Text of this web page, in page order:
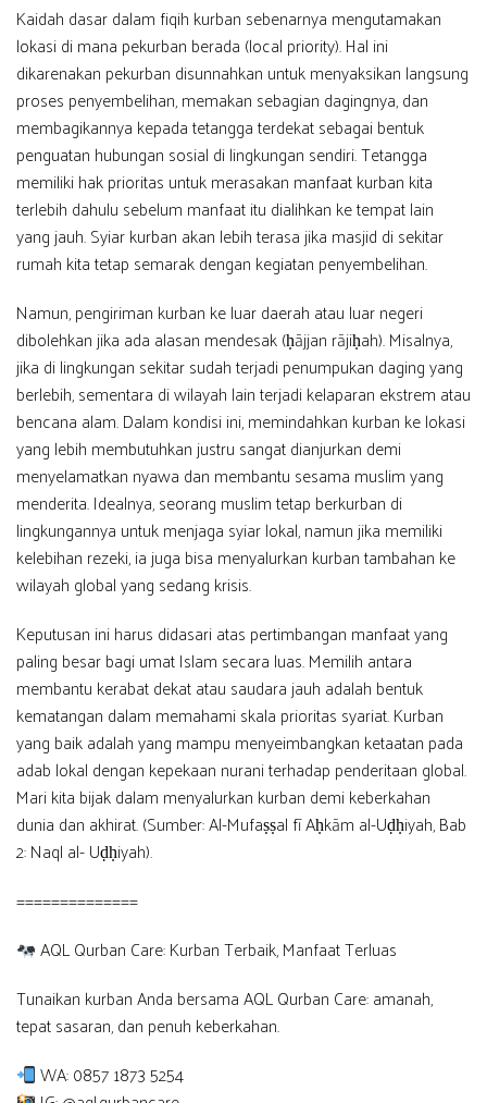
Kaidah dasar dalam fiqih kurban sebenarnya mengutamakan
lokasi di mana pekurban berada (local priority). Hal ini
dikarenakan pekurban disunnahkan untuk menyaksikan langsung
proses penyembelihan, memakan sebagian dagingnya, dan
membagikannya kepada tetangga terdekat sebagai bentuk
penguatan hubungan sosial di lingkungan sendiri. Tetangga
memiliki hak prioritas untuk merasakan manfaat kurban kita
terlebih dahulu sebelum manfaat itu dialihkan ke tempat lain
yang jauh. Syiar kurban akan lebih terasa jika masjid di sekitar
rumah kita tetap semarak dengan kegiatan penyembelihan.
Namun, pengiriman kurban ke luar daerah atau luar negeri
dibolehkan jika ada alasan mendesak (ḥājjan rājiḥah). Misalnya,
jika di lingkungan sekitar sudah terjadi penumpukan daging yang
berlebih, sementara di wilayah lain terjadi kelaparan ekstrem atau
bencana alam. Dalam kondisi ini, memindahkan kurban ke lokasi
yang lebih membutuhkan justru sangat dianjurkan demi
menyelamatkan nyawa dan membantu sesama muslim yang
menderita. Idealnya, seorang muslim tetap berkurban di
lingkungannya untuk menjaga syiar lokal, namun jika memiliki
kelebihan rezeki, ia juga bisa menyalurkan kurban tambahan ke
wilayah global yang sedang krisis.
Keputusan ini harus didasari atas pertimbangan manfaat yang
paling besar bagi umat Islam secara luas. Memilih antara
membantu kerabat dekat atau saudara jauh adalah bentuk
kematangan dalam memahami skala prioritas syariat. Kurban
yang baik adalah yang mampu menyeimbangkan ketaatan pada
adab lokal dengan kepekaan nurani terhadap penderitaan global.
Mari kita bijak dalam menyalurkan kurban demi keberkahan
dunia dan akhirat. (Sumber: Al-Mufaṣṣal fī Aḥkām al-Uḍḥiyah, Bab
2: Naql al- Uḍḥiyah).
==============
AQL Qurban Care: Kurban Terbaik, Manfaat Terluas
Tunaikan kurban Anda bersama AQL Qurban Care: amanah,
tepat sasaran, dan penuh keberkahan.
WA: 0857 1873 5254